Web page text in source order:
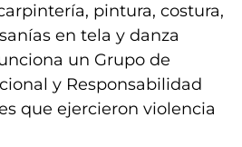
pintura, costura,
en tela y danza
un Grupo de
y Responsabilidad
que ejercieron violencia